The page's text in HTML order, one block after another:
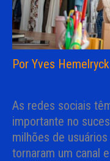
Por Yves Hemelryck
As redes sociais
importante no
milhões de
tornaram um canal